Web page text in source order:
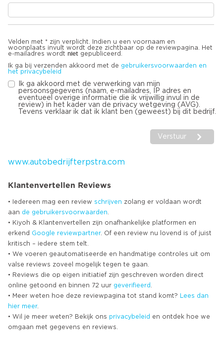
Velden met * zijn verplicht. Indien u een voornaam en
woonplaats invult wordt deze zichtbaar op de reviewpagina. Het
e-mailadres wordt niet gepubliceerd.
Ik ga bij verzenden akkoord met de gebruikersvoorwaarden en
het privacybeleid
Ik ga akkoord met de verwerking van mijn
persoonsgegevens (naam, e-mailadres, IP adres en
eventueel overige informatie die ik vrijwillig invul in de
review) in het kader van de privacy wetgeving (AVG).
Tevens verklaar ik dat ik klant ben (geweest) bij dit bedrijf.
Verstuur
www.autobedrijfterpstra.com
Klantenvertellen Reviews
• Iedereen mag een review schrijven zolang er voldaan wordt
aan de gebruikersvoorwaarden
• Kiyoh & Klantenvertellen zijn onafhankelijke platformen en
erkend Google reviewpartner. Of een review nu lovend is of juist
kritisch – iedere stem telt.
• We voeren geautomatiseerde en handmatige controles uit om
valse reviews zoveel mogelijk tegen te gaan.
• Reviews die op eigen initiatief zijn geschreven worden direct
online getoond en binnen 72 uur geverifieerd
• Meer weten hoe deze reviewpagina tot stand komt?
Lees dan
hier meer.
• Wil je meer weten? Bekijk ons privacybeleid en ontdek hoe we
omgaan met gegevens en reviews.